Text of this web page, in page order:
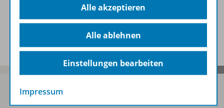
Alle akzeptieren
Alle ablehnen
Einstellungen bearbeiten
Impressum